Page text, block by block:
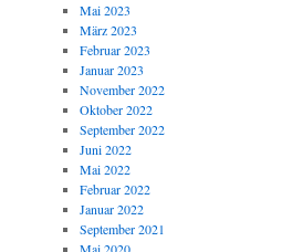
Mai 2023
März 2023
Februar 2023
Januar 2023
November 2022
Oktober 2022
September 2022
Juni 2022
Mai 2022
Februar 2022
Januar 2022
September 2021